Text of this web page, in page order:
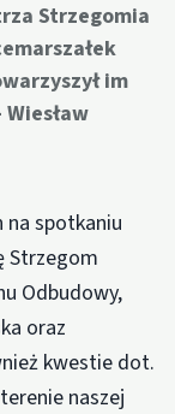
Strzegomia
im
na spotkaniu
Strzegom
Odbudowy,
oraz
kwestie dot.
naszej